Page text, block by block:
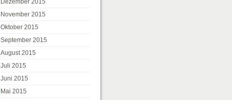
Dezember 2015
November 2015
Oktober 2015
September 2015
August 2015
Juli 2015
Juni 2015
Mai 2015